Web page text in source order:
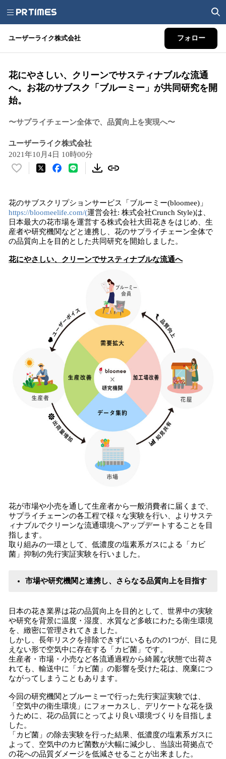
ユーザーライク株式会社 フォロー
花にやさしい、クリーンでサスティナブルな流通
へ。お花のサブスク「ブルーミー」が共同研究を開
始。
〜サプライチェーン全体で、品質向上を実現へ〜
ユーザーライク株式会社
2021年10月4日 10時00分
い
！
数
を
読
み
込
花のサブスクリプションサービス「ブルーミー(bloomee)」
https://bloomeelife.com/(運営会社: 株式会社Crunch Style)は、
日本最大の花市場を運営する株式会社大田花きをはじめ、生
産者や研究機関などと連携し、花のサプライチェーン全体で
の品質向上を目的とした共同研究を開始しました。
花にやさしい、クリーンでサスティナブルな流通へ
花が市場や小売を通して生産者から一般消費者に届くまで、
サプライチェーンの各工程で様々な実験を行い、よりサステ
ィナブルでクリーンな流通環境へアップデートすることを目
指します。
取り組みの一環として、低濃度の塩素系ガスによる「カビ
菌」抑制の先行実証実験を行いました。
市場や研究機関と連携し、さらなる品質向上を目指す
日本の花き業界は花の品質向上を目的として、世界中の実験
や研究を背景に温度・湿度、水質など多岐にわたる衛生環境
を、緻密に管理されてきました。
しかし、長年リスクを排除できずにいるものの1つが、目に見
えない形で空気中に存在する「カビ菌」です。
生産者・市場・小売など各流通過程から綺麗な状態で出荷さ
れても、輸送中に「カビ菌」の影響を受けた花は、廃棄につ
ながってしまうこともあります。
今回の研究機関とブルーミーで行った先行実証実験では、
「空気中の衛生環境」にフォーカスし、デリケートな花を扱
うために、花の品質にとってより良い環境づくりを目指しま
した。
「カビ菌」の除去実験を行った結果、低濃度の塩素系ガスに
よって、空気中のカビ菌数が大幅に減少し、当該出荷拠点で
の花への品質ダメージを低減させることが出来ました。